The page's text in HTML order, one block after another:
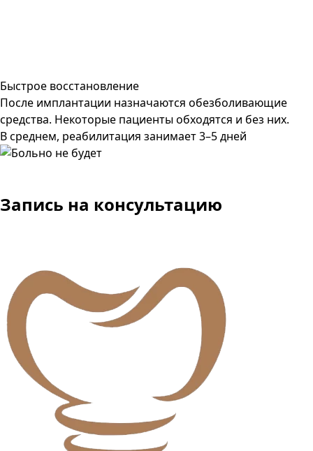
Быстрое восстановление
После имплантации назначаются обезболивающие
средства. Некоторые пациенты обходятся и без них.
В среднем, реабилитация занимает 3–5 дней
Запись на консультацию